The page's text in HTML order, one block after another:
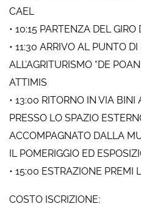
CAEL
• 10:15 PARTENZA DEL GIRO
• 11:30 ARRIVO AL PUNTO DI
ALL’AGRITURISMO “DE
ATTIMIS
• 13:00 RITORNO IN VIA
PRESSO LO SPAZIO
ACCOMPAGNATO DALLA
IL POMERIGGIO ED
• 15:00 ESTRAZIONE PREMI
COSTO ISCRIZIONE: